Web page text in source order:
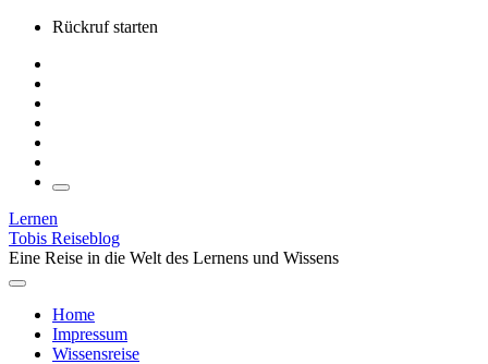
Skip
content
Rückruf starten
Lernen
Tobis Reiseblog
Eine Reise in die Welt des Lernens und Wissens
Home
Impressum
Wissensreise